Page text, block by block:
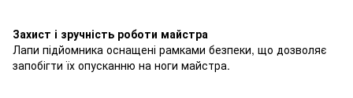
Захист і зручність роботи майстра
Лапи підйомника оснащені рамками безпеки, що дозволяє
запобігти їх опусканню на ноги майстра.